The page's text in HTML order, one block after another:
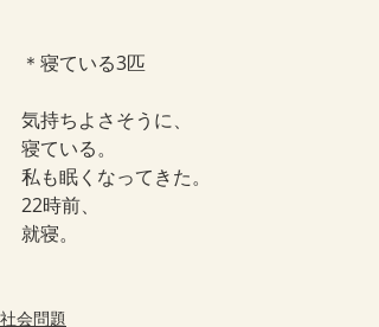
＊寝ている3匹
気持ちよさそうに、
寝ている。
私も眠くなってきた。
22時前、
就寝。
社会問題